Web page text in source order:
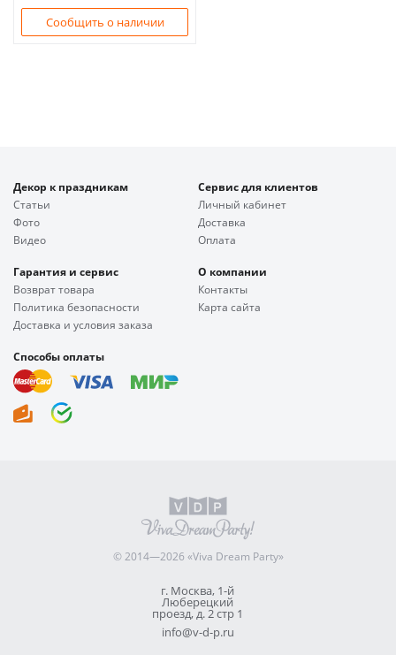
Сообщить о наличии
Декор к праздникам
Статьи
Фото
Видео
Сервис для клиентов
Личный кабинет
Доставка
Оплата
Гарантия и сервис
Возврат товара
Политика безопасности
Доставка и условия заказа
О компании
Контакты
Карта сайта
Способы оплаты
© 2014—2026 «Viva Dream Party»
г. Москва, 1-й
Люберецкий
проезд, д. 2 стр 1
info@v-d-p.ru